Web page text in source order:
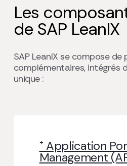
Les
de SAP LeanIX
SAP LeanIX se compose de
complémentaires, intégrés
unique :
⁺ Application
Management